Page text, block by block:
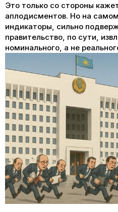
Это только со стороны
аплодисментов. Но на
индикаторы, сильно
правительство, по сути,
номинального, а не